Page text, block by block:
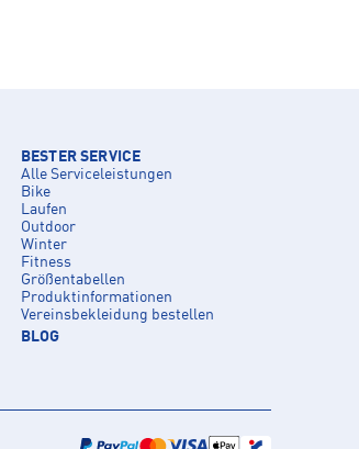
BESTER SERVICE
Alle Serviceleistungen
Bike
Laufen
Outdoor
Winter
Fitness
Größentabellen
Produktinformationen
Vereinsbekleidung bestellen
BLOG